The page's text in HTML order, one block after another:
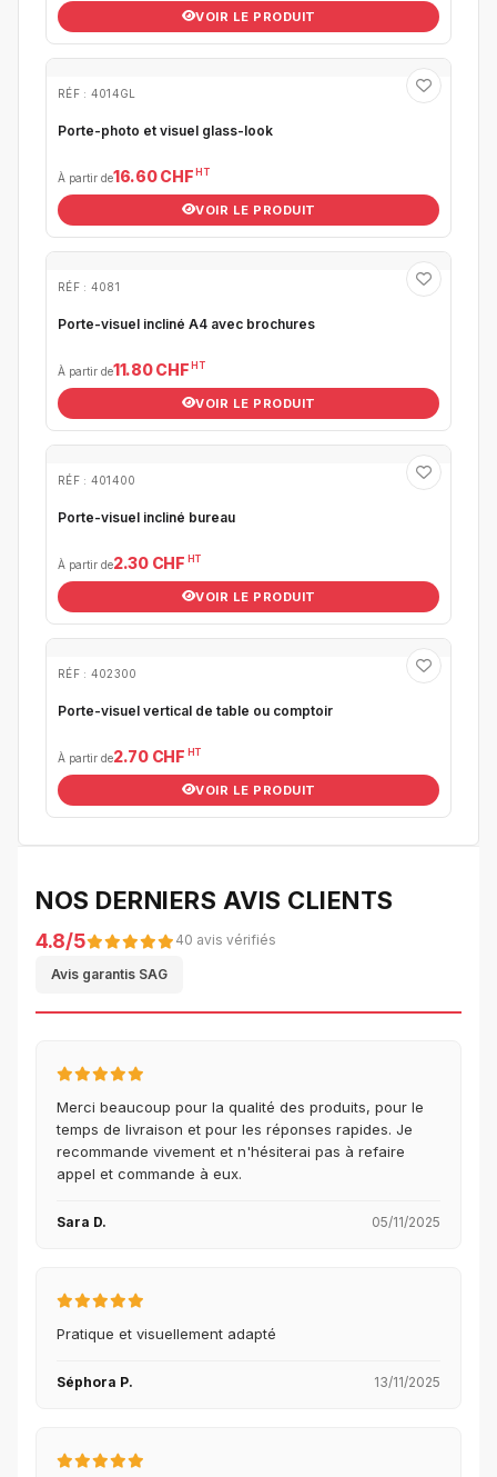
VOIR LE PRODUIT
RÉF : 4014GL
Porte-photo et visuel glass-look
À partir de16.60 CHF HT
VOIR LE PRODUIT
RÉF : 4081
Porte-visuel incliné A4 avec brochures
À partir de11.80 CHF HT
VOIR LE PRODUIT
RÉF : 401400
Porte-visuel incliné bureau
À partir de2.30 CHF HT
VOIR LE PRODUIT
RÉF : 402300
Porte-visuel vertical de table ou comptoir
À partir de2.70 CHF HT
VOIR LE PRODUIT
NOS DERNIERS AVIS CLIENTS
4.8/5 40 avis vérifiés
Avis garantis SAG
Merci beaucoup pour la qualité des produits, pour le
temps de livraison et pour les réponses rapides. Je
recommande vivement et n'hésiterai pas à refaire
appel et commande à eux.
Sara D. 05/11/2025
Pratique et visuellement adapté
Séphora P. 13/11/2025